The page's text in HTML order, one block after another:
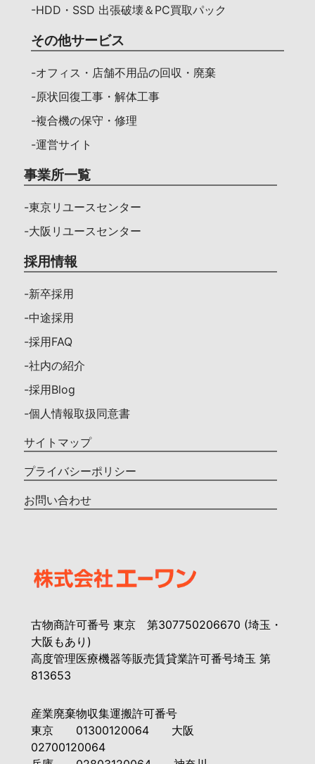
-HDD・SSD 出張破壊＆PC買取パック
その他サービス
-オフィス・店舗不用品の回収・廃棄
-原状回復工事・解体工事
-複合機の保守・修理
-運営サイト
事業所一覧
-東京リユースセンター
-大阪リユースセンター
採用情報
-新卒採用
-中途採用
-採用FAQ
-社内の紹介
-採用Blog
-個人情報取扱同意書
サイトマップ
プライバシーポリシー
お問い合わせ
古物商許可番号 東京 第307750206670 (埼玉・
大阪もあり)
高度管理医療機器等販売賃貸業許可番号埼玉 第
813653
産業廃棄物収集運搬許可番号
東京 01300120064 大阪
02700120064